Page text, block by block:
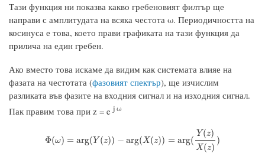
Тази функция ни показва какво гребеновият филтър ще
направи с амплитудата на всяка честота ω. Периодичността на
косинуса е това, което прави графиката на тази функция да
прилича на един гребен.
Ако вместо това искаме да видим как системата влияе на
фазата на честотата (фазовият спектър), ще изчислим
разликата във фазите на входния сигнал и на изходния сигнал.
Пак правим това при z = ej ω
Φ(ω) = arg(Y (z)) − arg(X(z)) = arg(
Y (z)
X(z)
)
Φ( ω) =arg(Y(z))−arg(X(z))=arg (Y(z)X(z))